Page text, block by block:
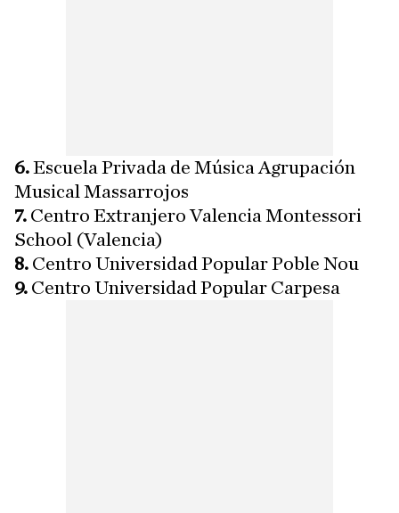
6.Escuela Privada de Música Agrupación
Musical Massarrojos
7. Centro Extranjero Valencia Montessori
School (Valencia)
8. Centro Universidad Popular Poble Nou
9. Centro Universidad Popular Carpesa